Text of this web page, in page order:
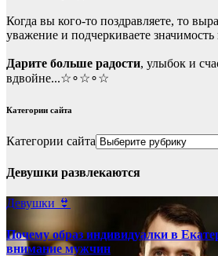
Когда вы кого-то поздравляете, то
уважение и подчеркиваете
Дарите больше радости, улыбок и
вдвойне...☆∘☆∘☆
Категории сайта
Категории сайта
Девушки развлекаются
Девушки 👙
Почему образ индивидуалки в
внимание мужчин